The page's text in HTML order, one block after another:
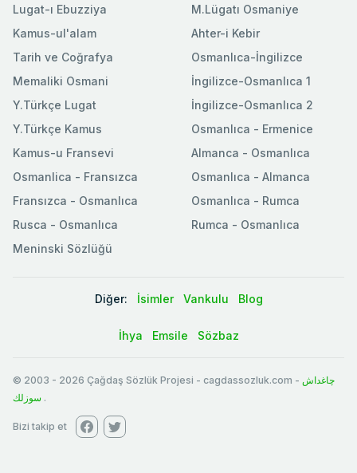
Lugat-ı Ebuzziya
M.Lügatı Osmaniye
Kamus-ul'alam
Tarih ve Coğrafya
Memaliki Osmani
Y.Türkçe Lugat
Y.Türkçe Kamus
Ahter-i Kebir
Osmanlıca-İngilizce
İngilizce-Osmanlıca 1
İngilizce-Osmanlıca 2
Osmanlıca - Ermenice
Kamus-u Fransevi
Osmanlica - Fransızca
Fransızca - Osmanlıca
Rusca - Osmanlıca
Meninski Sözlüğü
Almanca - Osmanlıca
Osmanlıca - Almanca
Osmanlıca - Rumca
Rumca - Osmanlıca
Diğer: İsimler Vankulu Blog
İhya Emsile Sözbaz
© 2003 - 2026 Çağdaş Sözlük Projesi - cagdassozluk.com - چاغداش
سوزلك .
Bizi takip et